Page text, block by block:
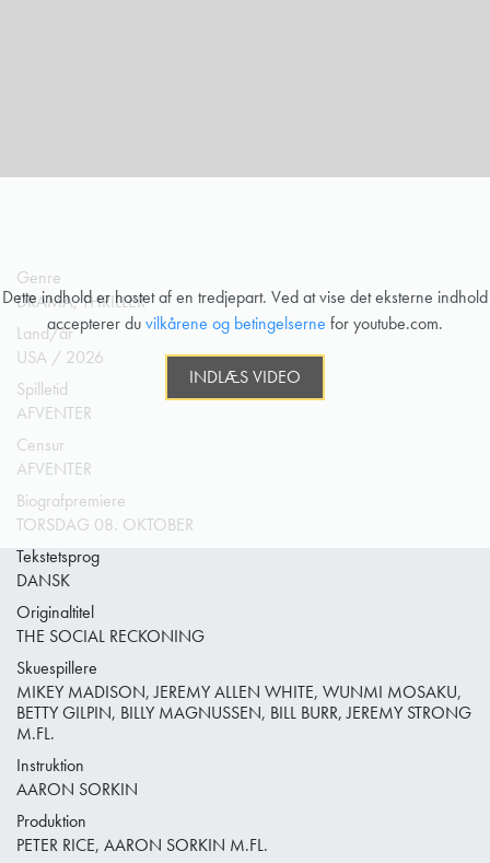
Dette indhold er hostet af en tredjepart. Ved at vise det eksterne indhold
accepterer duvilkårene og betingelserne for youtube.com.
INDLÆS VIDEO
Genre
DRAMA, THRILLER
Land/år
USA / 2026
Spilletid
AFVENTER
Censur
AFVENTER
Biografpremiere
TORSDAG 08. OKTOBER
Tekstetsprog
DANSK
Originaltitel
THE SOCIAL RECKONING
Skuespillere
MIKEY MADISON, JEREMY ALLEN WHITE, WUNMI MOSAKU,
BETTY GILPIN, BILLY MAGNUSSEN, BILL BURR, JEREMY STRONG
M.FL.
Instruktion
AARON SORKIN
Produktion
PETER RICE, AARON SORKIN M.FL.